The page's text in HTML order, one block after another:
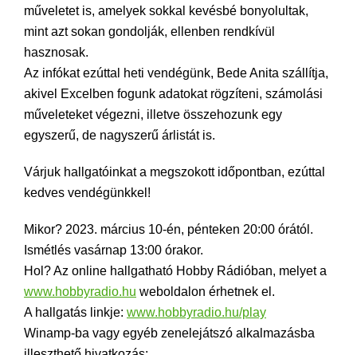
műveletet is, amelyek sokkal kevésbé bonyolultak,
mint azt sokan gondolják, ellenben rendkívül
hasznosak.
Az infókat ezúttal heti vendégünk, Bede Anita szállítja,
akivel Excelben fogunk adatokat rögzíteni, számolási
műveleteket végezni, illetve összehozunk egy
egyszerű, de nagyszerű árlistát is.
Várjuk hallgatóinkat a megszokott időpontban, ezúttal
kedves vendégünkkel!
Mikor? 2023. március 10-én, pénteken 20:00 órától.
Ismétlés vasárnap 13:00 órakor.
Hol? Az online hallgatható Hobby Rádióban, melyet a
www.hobbyradio.hu weboldalon érhetnek el.
A hallgatás linkje: www.hobbyradio.hu/play
Winamp-ba vagy egyéb zenelejátszó alkalmazásba